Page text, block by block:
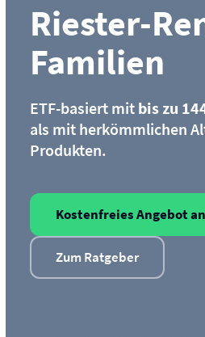
Riester-
Familien
ETF-basiert mit bis zu
als mit herkömmlichen
Produkten.
Kostenfreies Angebot
Zum Ratgeber